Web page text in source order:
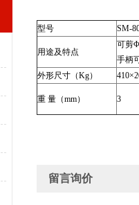
型号 SM-
用途及特点
可剪
手柄
外形尺寸（Kg）
重 量（mm） 3
留言询价